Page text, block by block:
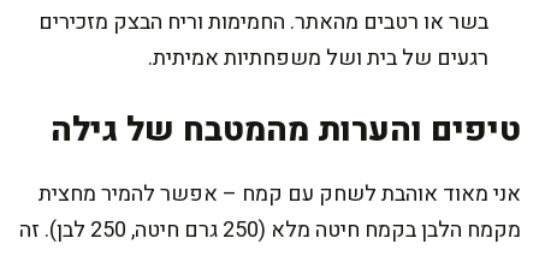
בשר או רטבים מהאתר. החמימות וריח הבצק מזכירים
רגעים של בית ושל משפחתיות אמיתית.
טיפים והערות מהמטבח של גילה
אני מאוד אוהבת לשחק עם קמח – אפשר להמיר מחצית
מקמח הלבן בקמח חיטה מלא (250 גרם חיטה, 250 לבן). זה